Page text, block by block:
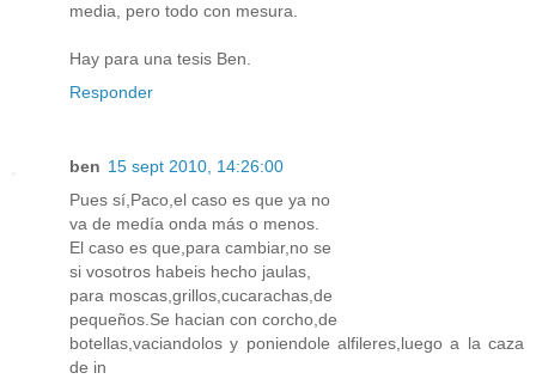
media, pero todo con mesura.
Hay para una tesis Ben.
Responder
ben 15 sept 2010, 14:26:00
Pues sí,Paco,el caso es que ya no
va de medía onda más o menos.
El caso es que,para cambiar,no se
si vosotros habeis hecho jaulas,
para moscas,grillos,cucarachas,de
pequeños.Se hacian con corcho,de
botellas,vaciandolos y poniendole alfileres,luego a la caza
de in